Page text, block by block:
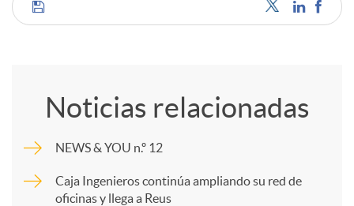
C
p
Noticias relacionadas
NEWS & YOU n.º 12
Caja Ingenieros continúa ampliando su red de
oficinas y llega a Reus